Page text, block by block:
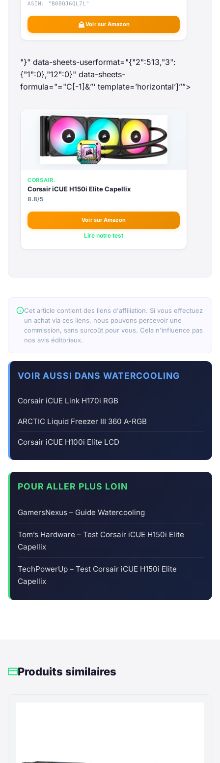
ASIN: "B0BQJ6QL7L"
Voir sur Amazon
"}" data-sheets-userformat="{"2":513,"3":
{"1":0},"12":0}" data-sheets-
formula="="C[-1]&”‘ template=’horizontal’]””>
CORSAIR.
Corsair iCUE H150i Elite Capellix
8.8/5
Voir sur Amazon
Lire notre test
Cet article contient des liens d'affiliation. Si vous effectuez
un achat via ces liens, nous pouvons percevoir une
commission, sans surcoût pour vous. Cela n'influence pas
nos avis éditoriaux.
VOIR AUSSI DANS WATERCOOLING
Corsair iCUE Link H170i RGB
ARCTIC Liquid Freezer III 360 A-RGB
Corsair iCUE H100i Elite LCD
POUR ALLER PLUS LOIN
GamersNexus – Guide Watercooling
Tom’s Hardware – Test Corsair iCUE H150i Elite
Capellix
TechPowerUp – Test Corsair iCUE H150i Elite
Capellix
Produits similaires